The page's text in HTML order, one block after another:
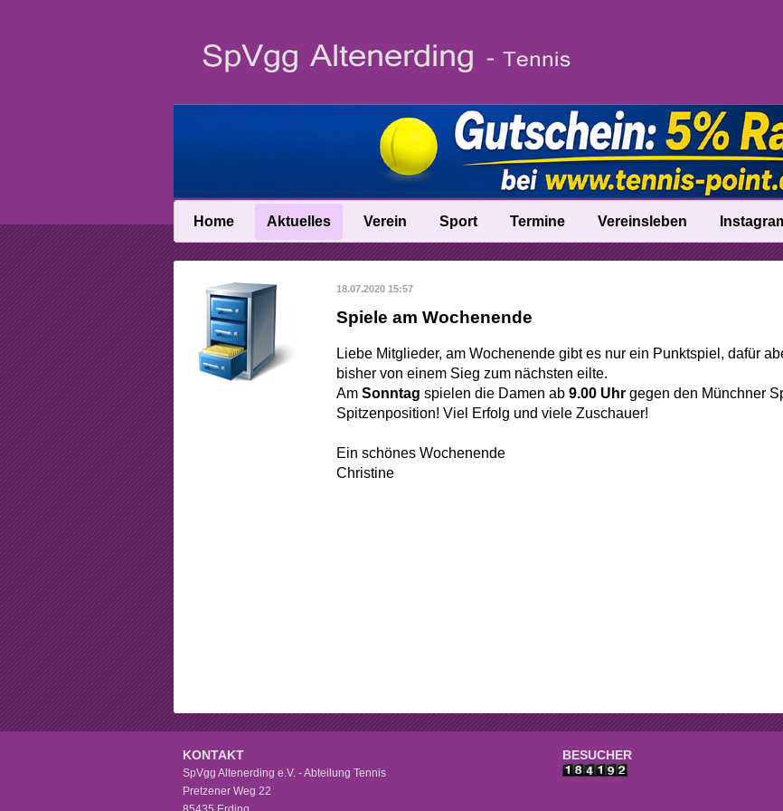
Home Aktuelles
News
News-Archiv
Verein
Vereinsinfo
Vereinschronik
Abteilungsleitung
Beschlüsse
Mitgliedschaft
Arbeitsstunden
Sport
Trainer
Fast Learning
Mannschaften
Tennistreff
Termine Vereinsleben
18.07.2020 15:57
Spiele am Wochenende
Liebe Mitglieder, am Wochenende gibt es nur ein Punktspiel, dafür
bisher von einem Sieg zum nächsten eilte.
Am Sonntag spielen die Damen ab 9.00 Uhr gegen den Münchner
Spitzenposition! Viel Erfolg und viele Zuschauer!
Ein schönes Wochenende
Christine
KONTAKT
SpVgg Altenerding e.V. - Abteilung Tennis
Pretzener Weg 22
BESUCHER